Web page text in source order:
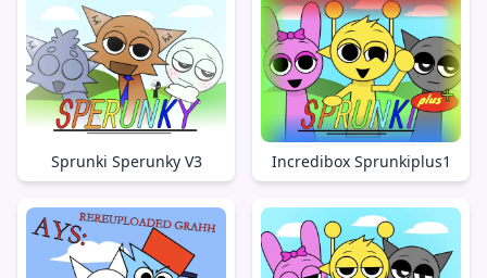
Sprunki Sperunky V3 Incredibox Sprunkiplus1